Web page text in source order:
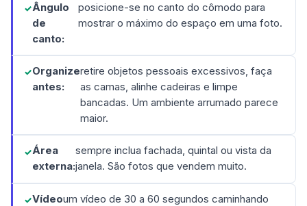
Ângulo
de
canto:
posicione-se no canto do cômodo para
mostrar o máximo do espaço em uma foto.
Organize
antes:
retire objetos pessoais excessivos, faça
as camas, alinhe cadeiras e limpe
bancadas. Um ambiente arrumado parece
maior.
Área
externa:
sempre inclua fachada, quintal ou vista da
janela. São fotos que vendem muito.
Vídeoum vídeo de 30 a 60 segundos caminhando